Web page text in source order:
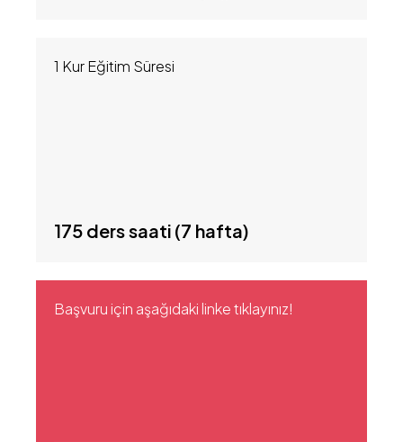
1 Kur Eğitim Süresi
175 ders saati (7 hafta)
Başvuru için aşağıdaki linke tıklayınız!